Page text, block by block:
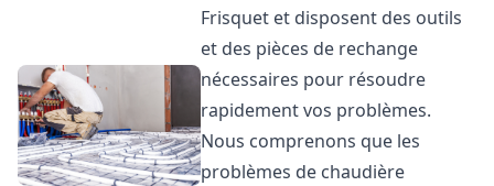
Frisquet et disposent des outils
et des pièces de rechange
nécessaires pour résoudre
rapidement vos problèmes.
Nous comprenons que les
problèmes de chaudière